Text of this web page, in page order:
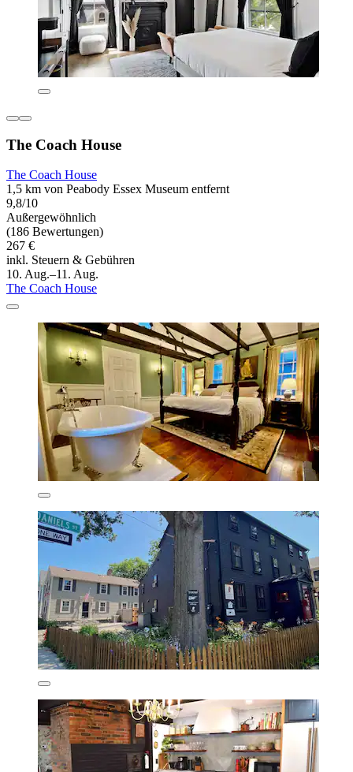
The Coach House
The Coach House
1,5 km von Peabody Essex Museum entfernt
9,8/10
Außergewöhnlich
(186 Bewertungen)
267 €
inkl. Steuern & Gebühren
10. Aug.–11. Aug.
The Coach House